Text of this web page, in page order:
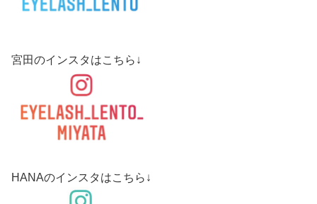
宮田のインスタはこちら↓
HANAのインスタはこちら↓